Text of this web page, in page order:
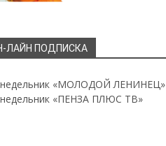
ЛАЙН ПОДПИСКА
«МОЛОДОЙ ЛЕНИНЕЦ»
«ПЕНЗА ПЛЮС ТВ»